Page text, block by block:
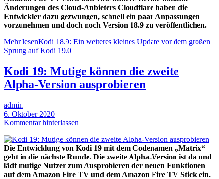
Änderungen des Cloud-Anbieters Cloudflare haben die
Entwickler dazu gezwungen, schnell ein paar Anpassungen
vorzunehmen und doch noch Version 18.9 zu veröffentlichen.
Mehr lesenKodi 18.9: Ein weiteres kleines Update vor dem großen
Sprung auf Kodi 19.0
Kodi 19: Mutige können die zweite
Alpha-Version ausprobieren
admin
6. Oktober 2020
Kommentar hinterlassen
Die Entwicklung von Kodi 19 mit dem Codenamen „Matrix“
geht in die nächste Runde. Die zweite Alpha-Version ist da und
lädt mutige Nutzer zum Ausprobieren der neuen Funktionen
auf dem Amazon Fire TV und dem Amazon Fire TV Stick ein.